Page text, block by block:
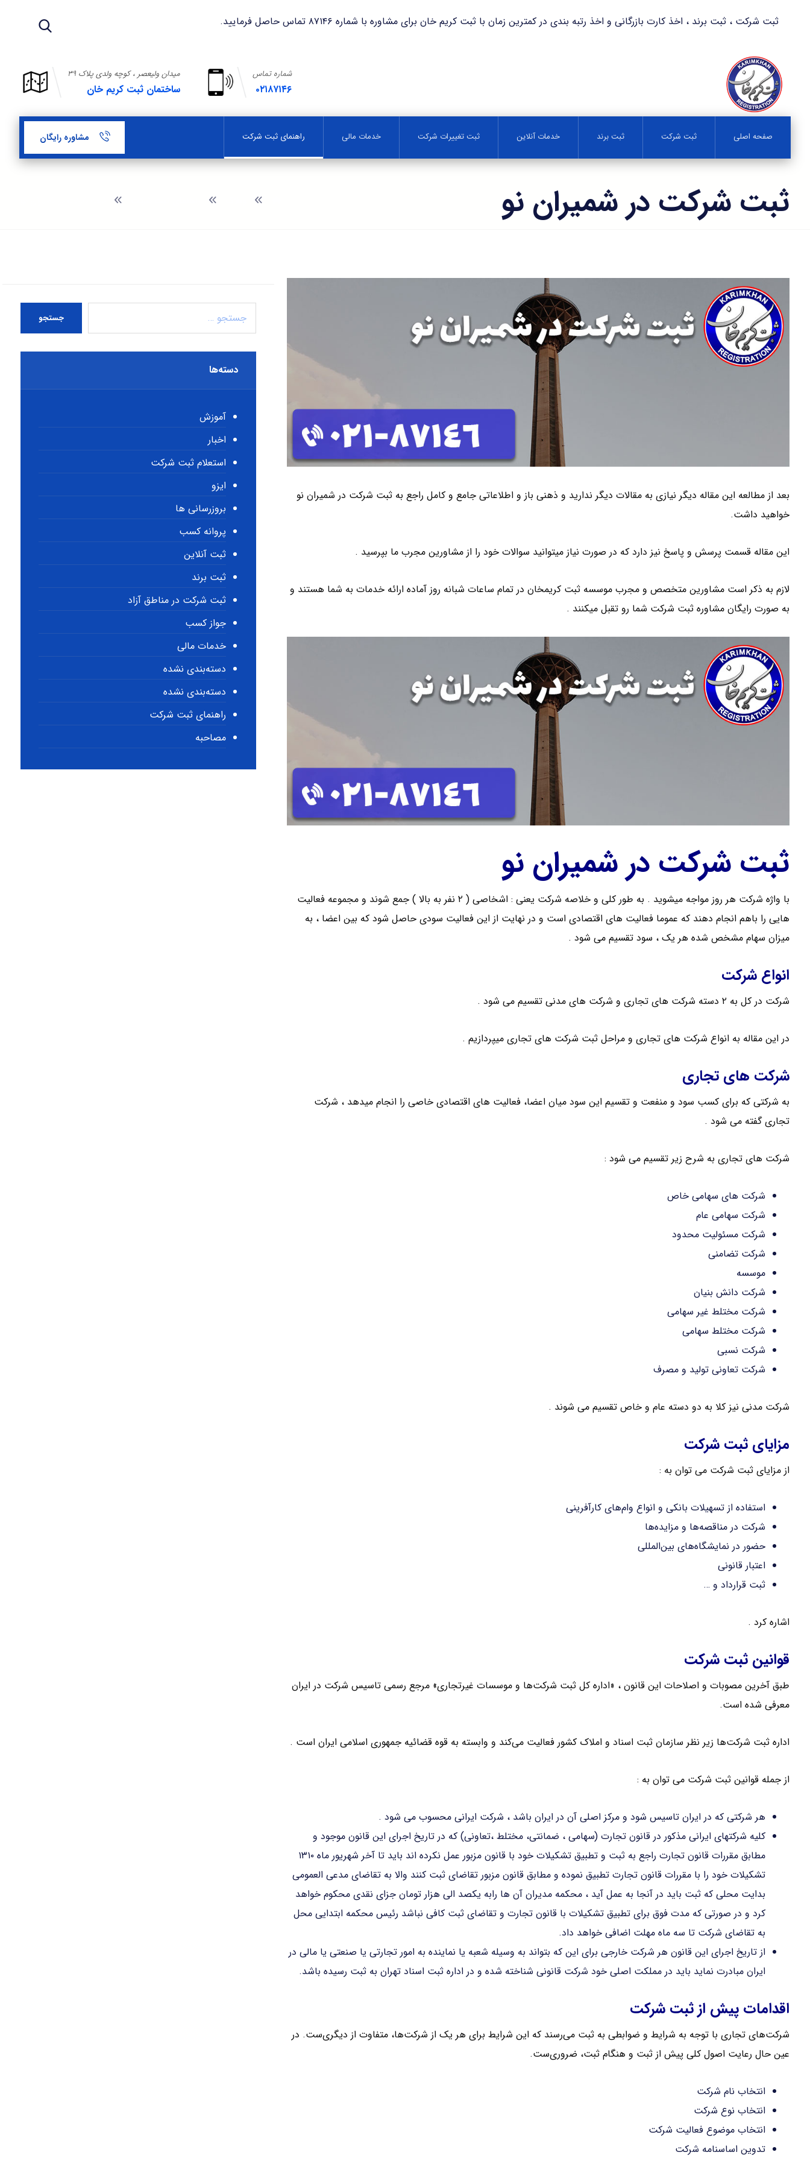
ثبت شرکت ، ثبت برند ، اخذ کارت بازرگانی و اخذ رتبه بندی در کمترین زمان با ثبت کریم خان برای مشاوره با شماره ۸۷۱۴۶ تماس حاصل فرمایید.
میدان ولیعصر ، کوچه ولدی پلاک ۳۹
ساختمان ثبت کریم خان
شماره تماس
۰۲۱۸۷۱۴۶
صفحه اصلی ثبت شرکت ثبت برند خدمات آنلاین ثبت تغییرات شرکت خدمات مالی راهنمای ثبت شرکت مشاوره رایگان
ثبت شرکت در شمیران نو
بعد از مطالعه این مقاله دیگر نیازی به مقالات دیگر ندارید و ذهنی باز و اطلاعاتی جامع و کامل راجع به ثبت شرکت در شمیران نو
خواهید داشت.
این مقاله قسمت پرسش و پاسخ نیز دارد که در صورت نیاز میتوانید سوالات خود را از مشاورین مجرب ما بپرسید .
لازم به ذکر است مشاورین متخصص و مجرب موسسه ثبت کریمخان در تمام ساعات شبانه روز آماده ارائه خدمات به شما هستند و
به صورت رایگان مشاوره ثبت شرکت شما رو تقبل میکنند .
ثبت شرکت در شمیران نو
با واژه شرکت هر روز مواجه میشوید . به طور کلی و خلاصه شرکت یعنی : اشخاصی ( ۲ نفر به بالا ) جمع شوند و مجموعه فعالیت
هایی را باهم انجام دهند که عموما فعالیت های اقتصادی است و در نهایت از این فعالیت سودی حاصل شود که بین اعضا ، به
میزان سهام مشخص شده هر یک ، سود تقسیم می شود .
انواع شرکت
شرکت در کل به ۲ دسته شرکت های تجاری و شرکت های مدنی تقسیم می شود .
در این مقاله به انواع شرکت های تجاری و مراحل ثبت شرکت های تجاری میپردازیم .
شرکت های تجاری
به شرکتی که برای کسب سود و منفعت و تقسیم این سود میان اعضا، فعالیت های اقتصادی خاصی را انجام میدهد ، شرکت
تجاری گفته می شود .
شرکت های تجاری به شرح زیر تقسیم می شود :
شرکت های سهامی خاص
شرکت سهامی عام
شرکت مسئولیت محدود
شرکت تضامنی
موسسه
شرکت دانش بنیان
شرکت مختلط غیر سهامی
شرکت مختلط سهامی
شرکت نسبی
شرکت تعاونی تولید و مصرف
شرکت مدنی نیز کلا به دو دسته عام و خاص تقسیم می شوند .
مزایای ثبت شرکت
از مزایای ثبت شرکت می توان به :
استفاده از تسهیلات بانکی و انواع وام‌های کارآفرینی
شرکت در مناقصه‌ها و مزایده‌ها
حضور در نمایشگاه‌های بین‌المللی
اعتبار قانونی
ثبت قرارداد و …
اشاره کرد .
قوانین ثبت شرکت
طبق آخرین مصوبات و اصلاحات این قانون ، «اداره کل ثبت شرکت‌ها و موسسات غیرتجاری» مرجع رسمی تاسیس شرکت در ایران
معرفی شده است.
اداره ثبت شرکت‌ها زیر نظر سازمان ثبت اسناد و املاک کشور فعالیت می‌کند و وابسته به قوه قضائیه جمهوری اسلامی ایران است .
از جمله قوانین ثبت شرکت می توان به :
هر شرکتی که در ایران تاسیس شود و مرکز اصلی آن در ایران باشد ، شرکت ایرانی محسوب می شود .
کلیه شرکتهای ایرانی مذکور در قانون تجارت (سهامی ، ضمانتی، مختلط ،تعاونی) که در تاریخ اجرای این قانون موجود و
مطابق مقررات قانون تجارت راجع به ثبت و تطبیق تشکیلات خود با قانون مزبور عمل نکرده اند باید تا آخر شهریور ماه ۱۳۱۰
تشکیلات خود را با مقررات قانون تجارت تطبیق نموده و مطابق قانون مزبور تقاضای ثبت کنند والا به تقاضای مدعی العمومی
بدایت محلی که ثبت باید در آنجا به عمل آید ، محکمه مدیران آن ها رابه یکصد الی هزار تومان جزای نقدی محکوم خواهد
کرد و در صورتی که مدت فوق برای تطبیق تشکیلات با قانون تجارت و تقاضای ثبت کافی نباشد رئیس محکمه ابتدایی محل
به تقاضای شرکت تا سه ماه مهلت اضافی خواهد داد.
از تاریخ اجرای این قانون هر شرکت خارجی برای این که بتواند به وسیله شعبه یا نماینده به امور تجارتی یا صنعتی یا مالی در
ایران مبادرت نماید باید در مملکت اصلی خود شرکت قانونی شناخته شده و در اداره ثبت اسناد تهران به ثبت رسیده باشد.
اقدامات پیش از ثبت شرکت
شرکت‌های تجاری با توجه به شرایط و ضوابطی به ثبت می‌رسند که این شرایط برای هر یک از شرکت‌ها، متفاوت از دیگری‌ست. در
عین حال رعایت اصول کلی پیش از ثبت و هنگام ثبت، ضروری‌ست.
انتخاب نام شرکت
انتخاب نوع شرکت
انتخاب موضوع فعالیت شرکت
تدوین اساسنامه شرکت
جستجو
دسته‌ها
آموزش
اخبار
استعلام ثبت شرکت
ایزو
بروزرسانی ها
پروانه کسب
ثبت آنلاین
ثبت برند
ثبت شرکت در مناطق آزاد
جواز کسب
خدمات مالی
دسته‌بندی نشده
دسته‌بندی نشده
راهنمای ثبت شرکت
مصاحبه